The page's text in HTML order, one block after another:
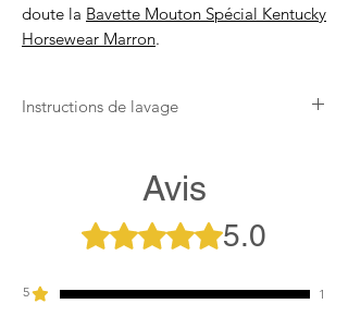
doute la Bavette Mouton Spécial Kentucky
Horsewear Marron.
Instructions de lavage
Utilisation du Tack Cleaner
recommandée
Avis
Noté 5 sur 5. 5.0
5
1